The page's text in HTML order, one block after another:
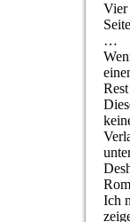
Vier
…
Ich